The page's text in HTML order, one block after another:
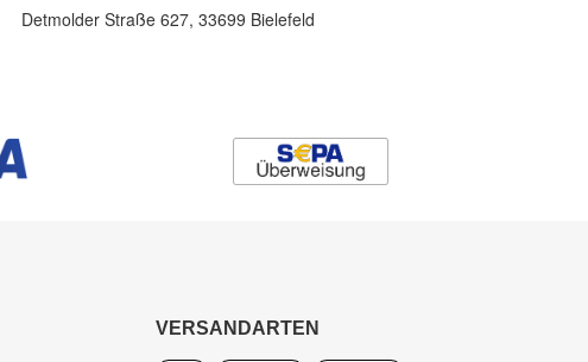
Detmolder Straße 627, 33699 Bielefeld
VERSANDARTEN